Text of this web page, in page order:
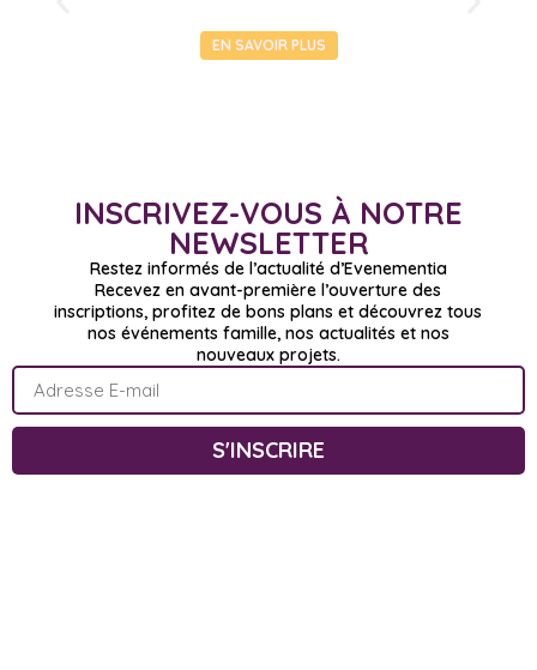
EN SAVOIR PLUS
INSCRIVEZ-VOUS À NOTRE
NEWSLETTER
Restez informés de l’actualité d’Evenementia
Recevez en avant-première l’ouverture des
inscriptions, profitez de bons plans et découvrez tous
nos événements famille, nos actualités et nos
nouveaux projets.
S'INSCRIRE